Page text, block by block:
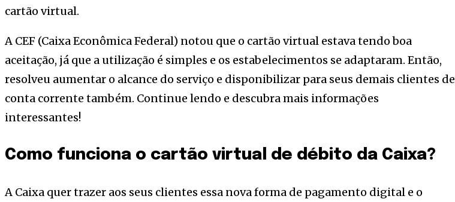
cartão virtual.
A CEF (Caixa Econômica Federal) notou que o cartão virtual estava tendo boa
aceitação, já que a utilização é simples e os estabelecimentos se adaptaram. Então,
resolveu aumentar o alcance do serviço e disponibilizar para seus demais clientes de
conta corrente também. Continue lendo e descubra mais informações
interessantes!
Como funciona o cartão virtual de débito da Caixa?
A Caixa quer trazer aos seus clientes essa nova forma de pagamento digital e o